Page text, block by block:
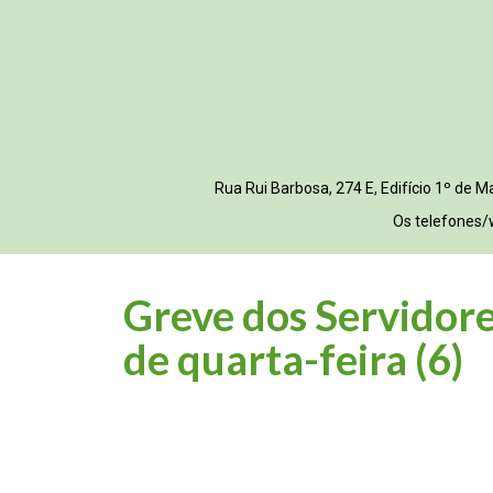
Rua Rui Barbosa, 274 E, Edifício 1º de
Os telefones/
Greve dos
de quarta-feira (6)